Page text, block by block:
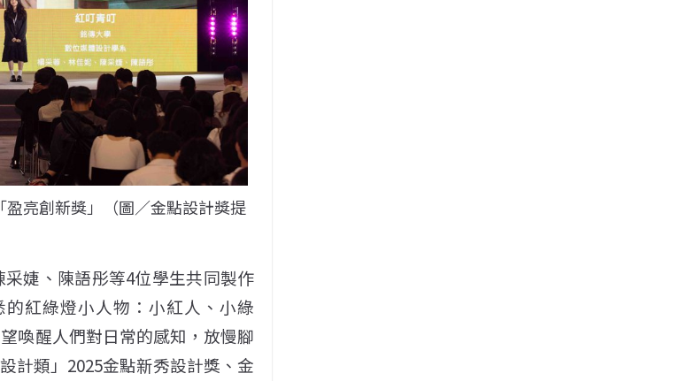
亮創新獎」（圖／金點設計獎提
婕、陳語彤等4位學生共同製作
紅綠燈小人物：小紅人、小綠
喚醒人們對日常的感知，放慢腳
計類」2025金點新秀設計獎、金